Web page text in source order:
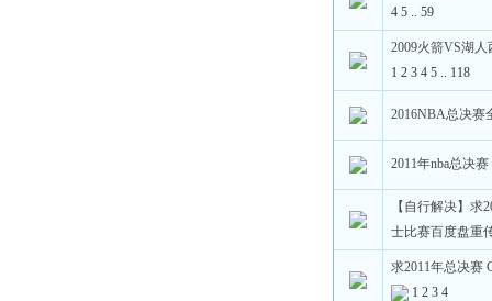
4 5 ..59
2009火箭VS湖
1 2 3 4 5 .. 118
2016NBA总决赛
2011年nba总决赛
【自行解决】求
士比赛百度盘重
求2011年总决赛
1 2 3 4